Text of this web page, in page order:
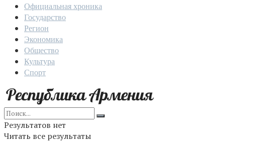
Официальная хроника
Государство
Регион
Экономика
Общество
Культура
Спорт
Результатов нет
Читать все результаты